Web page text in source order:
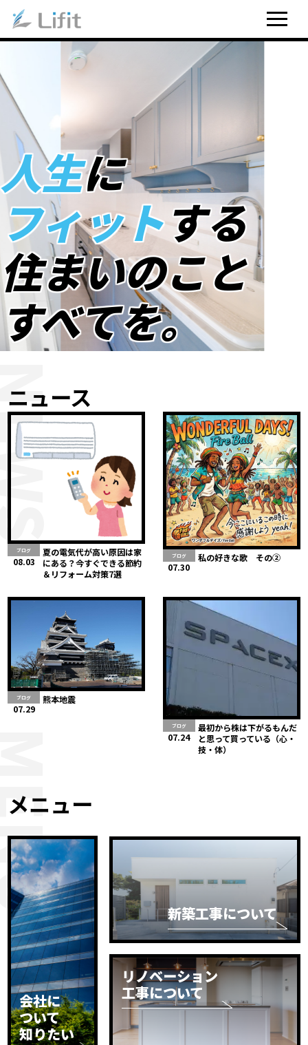
人生に
フィットする
住まいのこと
すべてを。
ニュース
ブログ
08.03
夏の電気代が高い原因は家
にある？今すぐできる節約
＆リフォーム対策7選
ブログ
07.30
私の好きな歌 その②
ブログ
07.29
熊本地震
ブログ
07.24
最初から株は下がるもんだ
と思って買っている（心・
技・体）
メニュー
会社に
ついて
知りたい
新築工事について
リノベーション
工事について